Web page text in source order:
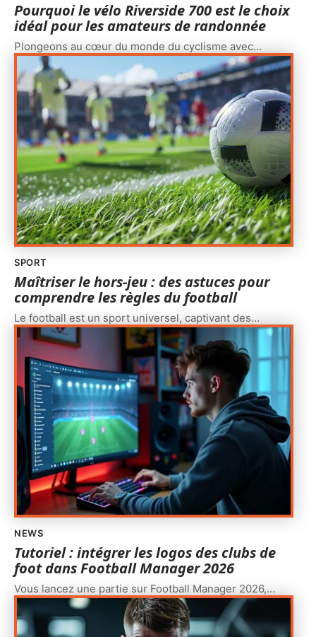
Pourquoi le vélo Riverside 700 est le choix
idéal pour les amateurs de randonnée
Plongeons au cœur du monde du cyclisme avec…
SPORT
Maîtriser le hors-jeu : des astuces pour
comprendre les règles du football
Le football est un sport universel, captivant des…
NEWS
Tutoriel : intégrer les logos des clubs de
foot dans Football Manager 2026
Vous lancez une partie sur Football Manager 2026,…